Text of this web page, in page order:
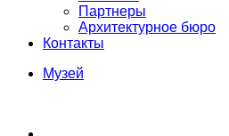
Партнеры
Архитектурное бюро
Контакты
Музей